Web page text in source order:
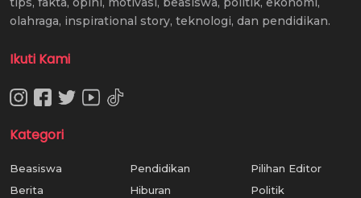
olahraga, inspirational story, teknologi, dan pendidikan.
Ikuti Kami
Kategori
Beasiswa
Berita
Pendidikan
Hiburan
Pilihan Editor
Politik